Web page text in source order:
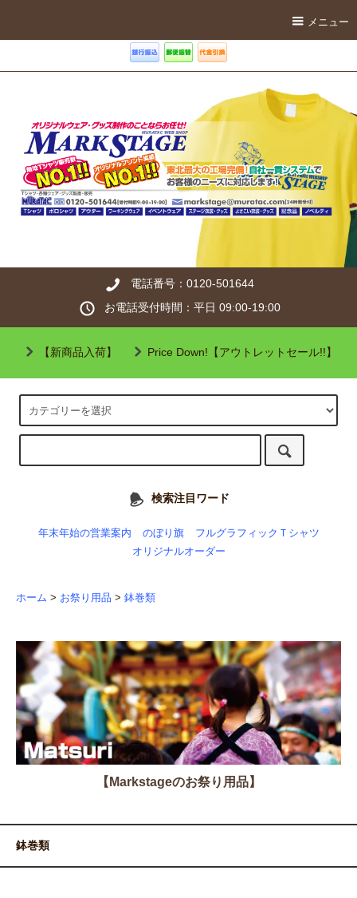
メニュー
電話番号：0120-501644
お電話受付時間：平日 09:00-19:00
【新商品入荷】 Price Down!【アウトレットセール!!】
検索注目ワード
年末年始の営業案内 のぼり旗
フルグラフィックＴシャツ
オリジナルオーダー
ホーム > お祭り用品 > 鉢巻類
【Markstageのお祭り用品】
鉢巻類